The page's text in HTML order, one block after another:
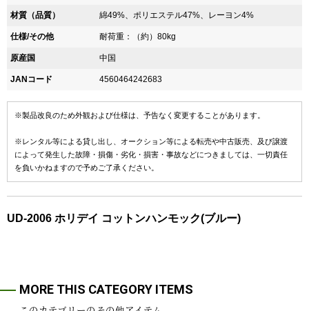
材質（品質） 綿49%、ポリエステル47%、レーヨン4%
仕様/その他 耐荷重：（約）80kg
原産国 中国
JANコード 4560464242683
※製品改良のため外観および仕様は、予告なく変更することがあります。
※レンタル等による貸し出し、オークション等による転売や中古販売、及び譲渡
によって発生した故障・損傷・劣化・損害・事故などにつきましては、一切責任
を負いかねますので予めご了承ください。
UD-2006 ホリデイ コットンハンモック(ブルー)
MORE THIS CATEGORY ITEMS